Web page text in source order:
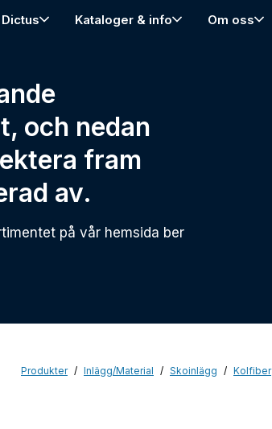
Dictus Kataloger & info Om oss
och nedan
fram
av.
på vår hemsida ber
Produkter Inlägg/Material Skoinlägg Kolfiber